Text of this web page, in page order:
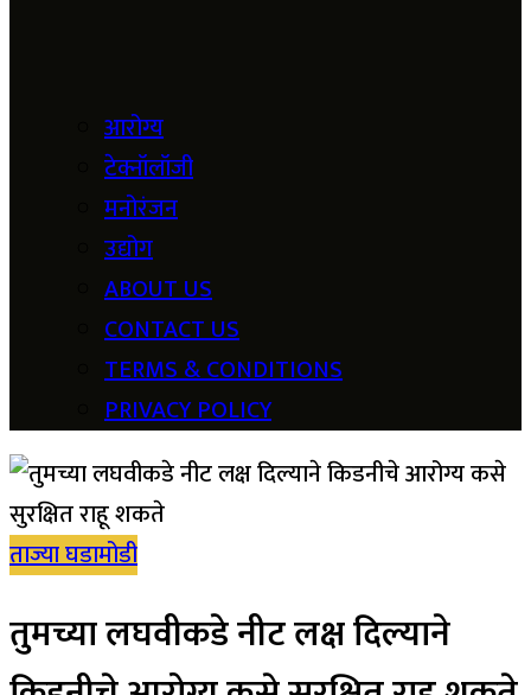
आरोग्य
टेक्नॉलॉजी
मनोरंजन
उद्योग
ABOUT US
CONTACT US
TERMS & CONDITIONS
PRIVACY POLICY
ताज्या घडामोडी
तुमच्या लघवीकडे नीट लक्ष दिल्याने